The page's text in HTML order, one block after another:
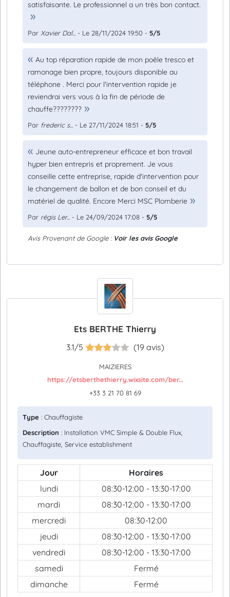
satisfaisante. Le professionnel a un très bon contact.
Par Xavier Dal... - Le 28/11/2024 19:50 - 5/5
Au top réparation rapide de mon poêle tresco et
ramonage bien propre, toujours disponible au
téléphone . Merci pour l'intervention rapide je
reviendrai vers vous à la fin de période de
chauffe????????
Par frederic s... - Le 27/11/2024 18:51 - 5/5
Jeune auto-entrepreneur efficace et bon travail
hyper bien entrepris et proprement. Je vous
conseille cette entreprise, rapide d'intervention pour
le changement de ballon et de bon conseil et du
matériel de qualité. Encore Merci MSC Plomberie
Par régis Ler... - Le 24/09/2024 17:08 - 5/5
Avis Provenant de Google : Voir les avis Google
Ets BERTHE Thierry
3.1/5 (19 avis)
MAIZIERES
https://etsberthethierry.wixsite.com/ber...
+33 3 21 70 81 69
Type : Chauffagiste
Description : Installation VMC Simple & Double Flux,
Chauffagiste, Service establishment
Jour
Horaires
lundi
08:30-12:00 - 13:30-17:00
mardi
08:30-12:00 - 13:30-17:00
mercredi
08:30-12:00
jeudi
08:30-12:00 - 13:30-17:00
vendredi
08:30-12:00 - 13:30-17:00
samedi
Fermé
dimanche
Fermé